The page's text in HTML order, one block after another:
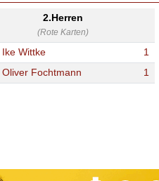
2.Herren
(Rote Karten)
Ike Wittke
1
Oliver Fochtmann
1